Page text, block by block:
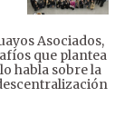
Asociados,
que plantea
habla sobre la